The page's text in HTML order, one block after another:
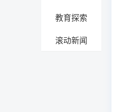
教育探索
滚动新闻